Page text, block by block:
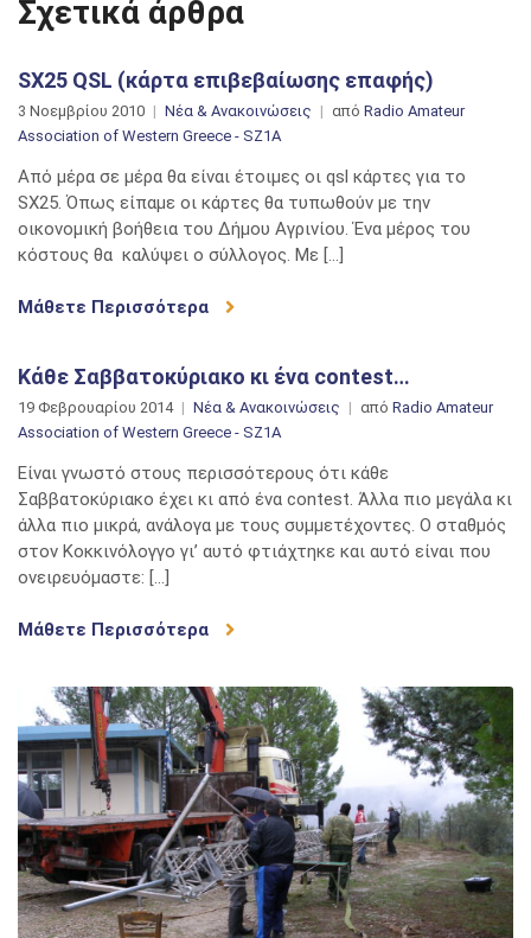
Σχετικά άρθρα
SX25 QSL (κάρτα επιβεβαίωσης επαφής)
3 Νοεμβρίου 2010 Νέα & Ανακοινώσεις από Radio Amateur
Association of Western Greece - SZ1A
Από μέρα σε μέρα θα είναι έτοιμες οι qsl κάρτες για το
SX25. Όπως είπαμε οι κάρτες θα τυπωθούν με την
οικονομική βοήθεια του Δήμου Αγρινίου. Ένα μέρος του
κόστους θα καλύψει ο σύλλογος. Με […]
Μάθετε Περισσότερα
Κάθε Σαββατοκύριακο κι ένα contest…
19 Φεβρουαρίου 2014 Νέα & Ανακοινώσεις από Radio Amateur
Association of Western Greece - SZ1A
Είναι γνωστό στους περισσότερους ότι κάθε
Σαββατοκύριακο έχει κι από ένα contest. Άλλα πιο μεγάλα κι
άλλα πιο μικρά, ανάλογα με τους συμμετέχοντες. Ο σταθμός
στον Κοκκινόλογγο γι’ αυτό φτιάχτηκε και αυτό είναι που
ονειρευόμαστε: […]
Μάθετε Περισσότερα